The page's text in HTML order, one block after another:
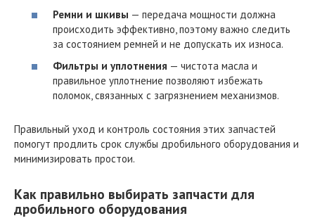
Ремни и шкивы — передача мощности должна
происходить эффективно, поэтому важно следить
за состоянием ремней и не допускать их износа.
Фильтры и уплотнения — чистота масла и
правильное уплотнение позволяют избежать
поломок, связанных с загрязнением механизмов.
Правильный уход и контроль состояния этих запчастей
помогут продлить срок службы дробильного оборудования и
минимизировать простои.
Как правильно выбирать запчасти для
дробильного оборудования